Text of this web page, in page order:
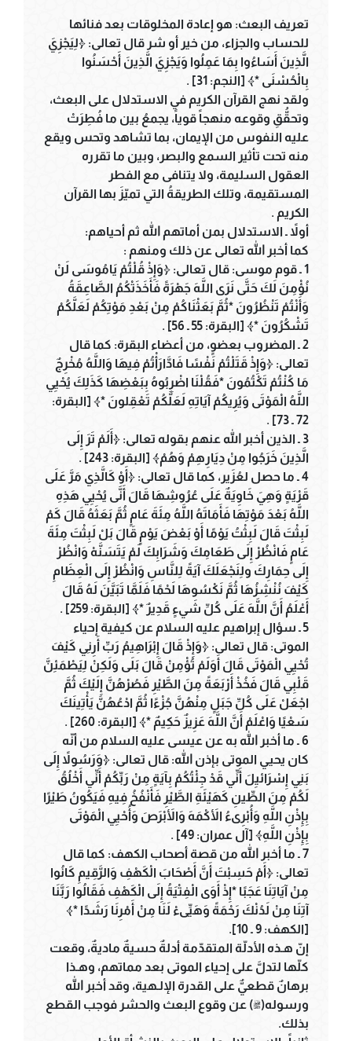
تعريف البعث: هو إعادة المخلوقات بعد فنائها
للحساب والجزاء، من خير أو شر قال تعالى: ﴿لِيَجْزِيَ
الَّذِينَ أَسَاءُوا بِمَا عَمِلُوا وَيَجْزِيَ الَّذِينَ أَحْسَنُوا
بِالْحُسْنَى *﴾ [النجم: 31] .
ولقد نهج القرآن الكريم في الاستدلال على البعث،
وتحقُّقِ وقوعه منهجاً قوياً، يجمعُ بين ما فُطِرَتْ
عليه النفوس من الإيمان، بما تشاهد وتحس ويقع
منه تحت تأثير السمع والبصر، وبين ما تقرره
العقول السليمة، ولا يتنافى مع الفطر
المستقيمة، وتلك الطريقةُ التي تميّزَ بها القرآن
الكريم .
أولاً ـ الاستدلال بمن أماتهم الله ثم أحياهم:
كما أخبر الله تعالى عن ذلك ومنهم :
1 ـ قوم موسى: قال تعالى: ﴿وَإِذْ قُلْتُمْ يَامُوسَى لَنْ
نُؤْمِنَ لَكَ حَتَّى نَرَى اللَّهَ جَهْرَةً فَأَخَذَتْكُمُ الصَّاعِقَةُ
وَأَنْتُمْ تَنْظُرُونَ *ثُمَّ بَعَثْنَاكُمْ مِنْ بَعْدِ مَوْتِكُمْ لَعَلَّكُمْ
تَشْكُرُونَ *﴾ [البقرة: 55 ـ 56] .
2 ـ المضروب بعضوٍ، من أعضاء البقرة: كما قال
تعالى: ﴿وَإِذْ قَتَلْتُمْ نَفْسًا فَادَّارَأْتُمْ فِيهَا وَاللَّهُ مُخْرِجٌ
مَا كُنْتُمْ تَكْتُمُونَ *فَقُلْنَا اضْرِبُوهُ بِبَعْضِهَا كَذَلِكَ يُحْيِي
اللَّهُ الْمَوْتَى وَيُرِيكُمْ آيَاتِهِ لَعَلَّكُمْ تَعْقِلونَ *﴾ [البقرة:
72 ـ 73] .
3 ـ الذين أخبر الله عنهم بقوله تعالى: ﴿أَلَمْ تَرَ إِلَى
الَّذِينَ خَرَجُوا مِنْ دِيَارِهِمْ وَهُمْ﴾ [البقرة: 243] .
4 ـ ما حصل لعُزَير، كما قال تعالى: ﴿أَوْ كَالَّذِي مَرَّ عَلَى
قَرْيَةٍ وَهِيَ خَاوِيَةٌ عَلَى عُرُوشِهَا قَالَ أَنَّى يُحْيِي هَذِهِ
اللَّهُ بَعْدَ مَوْتِهَا فَأَمَاتَهُ اللَّهُ مِئَةَ عَامٍ ثُمَّ بَعَثَهُ قَالَ كَمْ
لَبِثْتَ قَالَ لَبِثْتُ يَوْمًا أَوْ بَعْضَ يَوْمٍ قَالَ بَلْ لَبِثْتَ مِئَةَ
عَامٍ فَانْظُرْ إِلَى طَعَامِكَ وَشَرَابِكَ لَمْ يَتَسَنَّهْ وَانْظُرْ
إِلَى حِمَارِكَ ولِنَجْعَلَكَ آيَةً لِلنَّاسِ وَانْظُرْ إِلَى الْعِظَامِ
كَيْفَ نُنْشِزُهَا ثُمَّ نَكْسُوهَا لَحْمًا فَلَمَّا تَبَيَّنَ لَهُ قَالَ
أَعْلَمُ أَنَّ اللَّهَ عَلَى كُلِّ شَيءٍ قَدِيرٌ *﴾ [البقرة: 259] .
5 ـ سؤال إبراهيم عليه السلام عن كيفية إحياء
الموتى: قال تعالى: ﴿وَإِذْ قَالَ إِبْرَاهِيمُ رَبِّ أَرِنِي كَيْفَ
تُحْيِي الْمَوْتَى قَالَ أَوَلَمْ تُؤْمِنْ قَالَ بَلَى وَلَكِنْ لِيَطْمَئِنَّ
قَلْبِي قَالَ فَخُذْ أَرْبَعَةً مِنَ الطَّيْرِ فَصُرْهُنَّ إِلَيْكَ ثُمَّ
اجْعَلْ عَلَى كُلِّ جَبَلٍ مِنْهُنَّ جُزْءًا ثُمَّ ادْعُهُنَّ يَأْتِينَكَ
سَعْيًا وَاعْلَمْ أَنَّ اللَّهَ عَزِيزٌ حَكِيمٌ *﴾ [البقرة: 260] .
6 ـ ما أخبر الله به عن عيسى عليه السلام من أنّه
كان يحيي الموتى بإذن الله: قال تعالى: ﴿وَرَسُولاً إِلَى
بَنِي إِسْرَائيِلَ أَنِّي قَدْ جِئْتُكُمْ بِآيَةٍ مِنْ رَبِّكُمْ أَنِّي أَخْلُقُ
لَكُمْ مِنَ الطِّينِ كَهَيْئَةِ الطَّيْرِ فَأَنْفُخُ فِيهِ فَيَكُونُ طَيْرًا
بِإِذْنِ اللَّهِ وَأُبْرِىءُ الأَكْمَهَ وَالأَبْرَصَ وَأُحْيِي الْمَوْتَى
بِإِذْنِ اللَّهِ﴾ [آل عمران: 49] .
7 ـ ما أخبر الله من قصة أصحاب الكهف: كما قال
تعالى: ﴿أَمْ حَسِبْتَ أَنَّ أَصْحَابَ الْكَهْفِ وَالرَّقِيمِ كَانُوا
مِنْ آيَاتِنَا عَجَبًا *إِذْ أَوَى الْفِتْيَةُ إِلَى الْكَهْفِ فَقَالُوا رَبَّنَا
آتِنَا مِنْ لَدُنْكَ رَحْمَةً وَهَيِّىءْ لَنَا مِنْ أَمْرِنَا رَشَدًا *﴾
[الكهف: 9 ـ 10].
إنّ هـذه الأدلّة المتقدّمة أدلةٌ حسيةٌ ماديةٌ، وقعت
كلّها لتدلَّ على إحياء الموتى بعد مماتهم، وهـذا
برهانٌ قطعيٌّ على القدرة الإلـهية، وقد أخبر الله
ورسوله(ﷺ) عن وقوع البعث والحشر فوجب القطع
بذلك.